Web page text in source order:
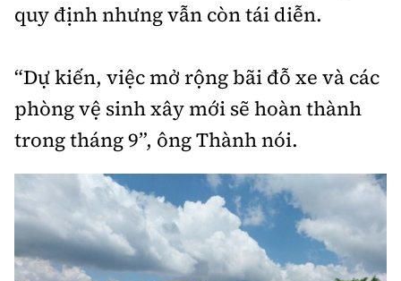
quy định nhưng vẫn còn tái diễn.
“Dự kiến, việc mở rộng bãi đỗ xe và các
phòng vệ sinh xây mới sẽ hoàn thành
trong tháng 9”, ông Thành nói.